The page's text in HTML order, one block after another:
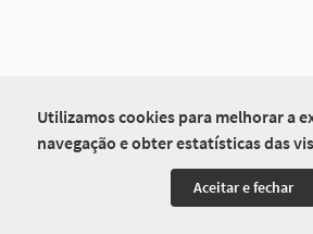
Utilizamos cookies para melhorar a
navegação e obter estatísticas das
Aceitar e fechar